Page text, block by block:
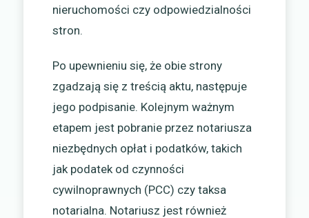
nieruchomości czy odpowiedzialności
stron.
Po upewnieniu się, że obie strony
zgadzają się z treścią aktu, następuje
jego podpisanie. Kolejnym ważnym
etapem jest pobranie przez notariusza
niezbędnych opłat i podatków, takich
jak podatek od czynności
cywilnoprawnych (PCC) czy taksa
notarialna. Notariusz jest również